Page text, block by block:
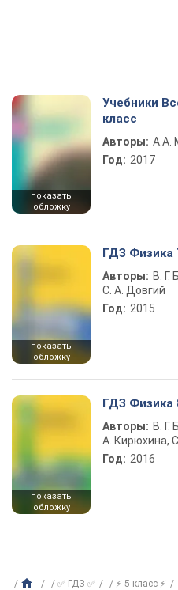
показать
обложку
Учебники
класс
Авторы: А.А.
Год: 2017
показать
обложку
ГДЗ Физика
Авторы: В. Г.
С. А. Довгий
Год: 2015
показать
обложку
ГДЗ Физика
Авторы: В. Г.
А. Кирюхина,
Год: 2016
✅ ГДЗ ✅ ⚡ 5 класс ⚡